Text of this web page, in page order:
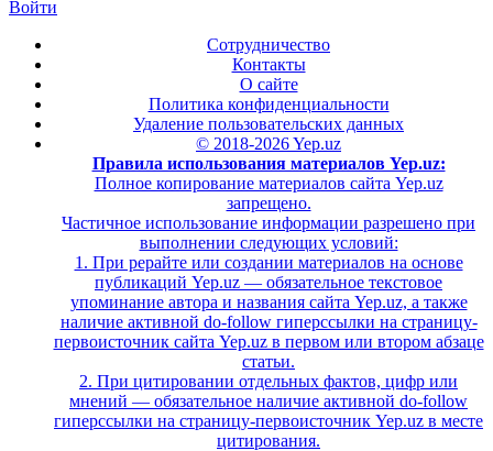
Войти
Сотрудничество
Контакты
О сайте
Политика конфиденциальности
Удаление пользовательских данных
© 2018-2026 Yep.uz
Правила использования материалов Yep.uz:
Полное копирование материалов сайта Yep.uz
запрещено.
Частичное использование информации разрешено при
выполнении следующих условий:
1. При рерайте или создании материалов на основе
публикаций Yep.uz — обязательное текстовое
упоминание автора и названия сайта Yep.uz, а также
наличие активной do-follow гиперссылки на страницу-
первоисточник сайта Yep.uz в первом или втором абзаце
статьи.
2. При цитировании отдельных фактов, цифр или
мнений — обязательное наличие активной do-follow
гиперссылки на страницу-первоисточник Yep.uz в месте
цитирования.